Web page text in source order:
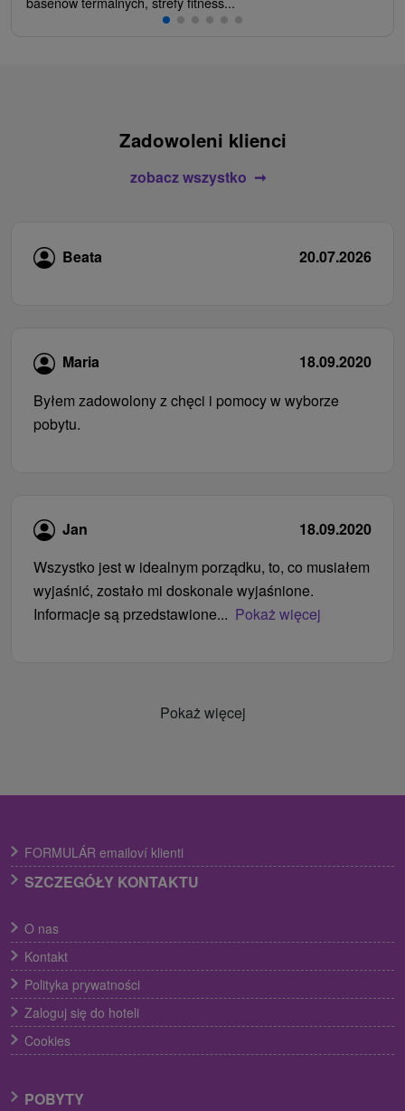
Zadowoleni klienci
zobacz wszystko
Beata 20.07.2026
Maria
18.09.2020
Byłem zadowolony z chęci i pomocy w wyborze
pobytu.
Jan
18.09.2020
Wszystko jest w idealnym porządku, to, co musiałem
wyjaśnić, zostało mi doskonale wyjaśnione.
Informacje są przedstawione... Pokaż więcej
Pokaż więcej
FORMULÁR emailoví klienti
SZCZEGÓŁY KONTAKTU
O nas
Kontakt
Polityka prywatności
Zaloguj się do hoteli
Cookies
POBYTY